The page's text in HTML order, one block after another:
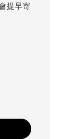
提早寄